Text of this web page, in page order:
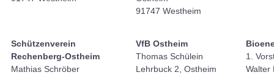
91747 Westheim
Schützenverein
Rechenberg-Ostheim
Mathias Schröber
VfB Ostheim
Thomas Schülein
Lehrbuck 2, Ostheim
1.
Walter